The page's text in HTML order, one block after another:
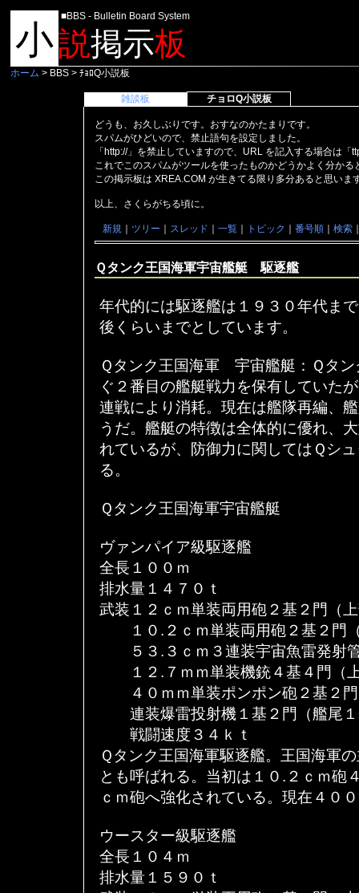
小
■BBS - Bulletin Board System
説掲示板
ホーム > BBS > ﾁｮﾛQ小説板
雑談板 チョロQ小説板
どうも、お久しぶりです。おすなのかたまりです。
スパムがひどいので、禁止語句を設定しました。
「http://」を禁止していますので、URL を記入する場合は「
これでこのスパムがツールを使ったものかどうかよく分かる
この掲示板は XREA.COM が生きてる限り多分あると思いま
以上、さくらがちる頃に。
新規 ツリー スレッド 一覧 トピック 番号順 検索
Ｑタンク王国海軍宇宙艦艇 駆逐艦
年代的には駆逐艦は１９３０年代ま
後くらいまでとしています。
Ｑタンク王国海軍 宇宙艦艇：Ｑタ
ぐ２番目の艦艇戦力を保有していた
連戦により消耗。現在は艦隊再編、
うだ。艦艇の特徴は全体的に優れ、
れているが、防御力に関してはＱシ
る。
Ｑタンク王国海軍宇宙艦艇
ヴァンパイア級駆逐艦
全長１００ｍ
排水量１４７０ｔ
武装１２ｃｍ単装両用砲２基２門（
１０.２ｃｍ単装両用砲２基２門
５３.３ｃｍ３連装宇宙魚雷発射
１２.７ｍｍ単装機銃４基４門（
４０ｍｍ単装ポンポン砲２基２門
連装爆雷投射機１基２門（艦尾１
戦闘速度３４ｋｔ
Ｑタンク王国海軍駆逐艦。王国海軍
とも呼ばれる。当初は１０.２ｃｍ砲
ｃｍ砲へ強化されている。現在４０
ウースター級駆逐艦
全長１０４ｍ
排水量１５９０ｔ